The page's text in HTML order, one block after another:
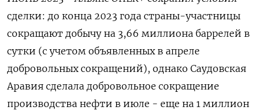
сделки: до конца 2023 года страны-участницы
сокращают добычу на 3,66 миллиона баррелей в
сутки (с учетом объявленных в апреле
добровольных сокращений), однако Саудовская
Аравия сделала добровольное сокращение
производства нефти в июле - еще на 1 миллион